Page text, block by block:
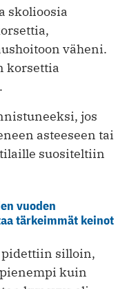
skolioosia
väheni.
korsettia
jos
asteeseen tai
suositeltiin
vuoden
tärkeimmät keinot
pidettiin silloin,
kuin